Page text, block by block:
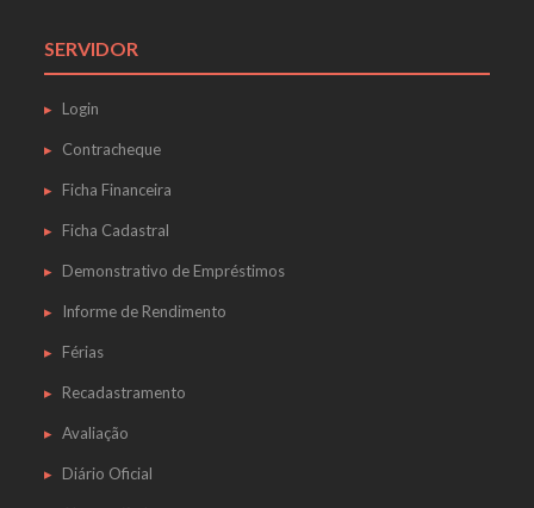
SERVIDOR
Login
Contracheque
Ficha Financeira
Ficha Cadastral
Demonstrativo de Empréstimos
Informe de Rendimento
Férias
Recadastramento
Avaliação
Diário Oficial